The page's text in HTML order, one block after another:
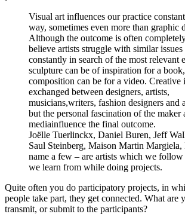
Visual art influences our practice
way, sometimes even more than graphic
Although the outcome is often
believe artists struggle with similar issues
constantly in search of the most relevant
sculpture can be of inspiration for a
composition can be for a video. Creative
exchanged between designers, artists,
musicians,writers, fashion designers
but the personal fascination of the maker
mediainfluence the final outcome.
Joëlle Tuerlinckx, Daniel Buren, Jeff
Saul Steinberg, Maison Martin
name a few – are artists which we follow
we learn from while doing projects.
Quite often you do participatory projects, in
people take part, they get connected. What are
transmit, or submit to the participants?